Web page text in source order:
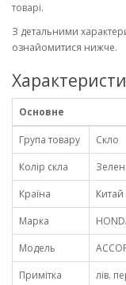
товарі.
З детальними
ознайомитися нижче.
Основне
Група товару
Скло
Колір скла
Країна
Китай
Марка
Модель
Примітка
лів.